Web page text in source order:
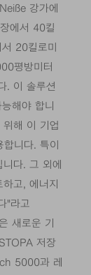
강가에
에서 40킬
20킬로미
평방미터
. 이 솔루션
해야 합니
해 이 기업
니다. 특이
다. 그 외에
고, 에너지
"라고
새로운 기
저장
5000과 레